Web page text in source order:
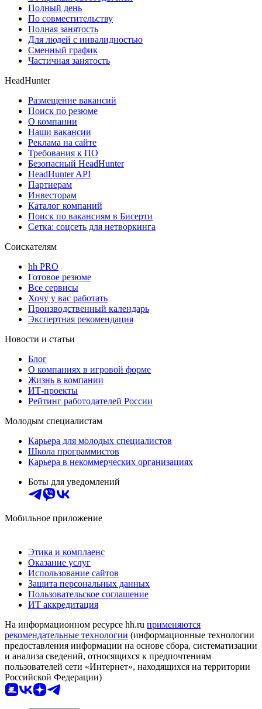
Полный день
По совместительству
Полная занятость
Для людей с инвалидностью
Сменный график
Частичная занятость
HeadHunter
Размещение вакансий
Поиск по резюме
О компании
Наши вакансии
Реклама на сайте
Требования к ПО
Безопасный HeadHunter
HeadHunter API
Партнерам
Инвесторам
Каталог компаний
Поиск по вакансиям в Бисерти
Сетка: соцсеть для нетворкинга
Соискателям
hh PRO
Готовое резюме
Все сервисы
Хочу у вас работать
Производственный календарь
Экспертная рекомендация
Новости и статьи
Блог
О компаниях в игровой форме
Жизнь в компании
ИТ-проекты
Рейтинг работодателей России
Молодым специалистам
Карьера для молодых специалистов
Школа программистов
Карьера в некоммерческих организациях
Боты для уведомлений
Мобильное приложение
Этика и комплаенс
Оказание услуг
Использование сайтов
Защита персональных данных
Пользовательское соглашение
ИТ аккредитация
На информационном ресурсе hh.ru применяются
рекомендательные технологии (информационные технологии
предоставления информации на основе сбора, систематизации
и анализа сведений, относящихся к предпочтениям
пользователей сети «Интернет», находящихся на территории
Российской Федерации)